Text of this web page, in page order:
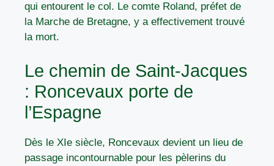
qui entourent le col. Le comte Roland, préfet de
la Marche de Bretagne, y a effectivement trouvé
la mort.
Le chemin de Saint-Jacques
: Roncevaux porte de
l’Espagne
Dès le XIe siècle, Roncevaux devient un lieu de
passage incontournable pour les pèlerins du